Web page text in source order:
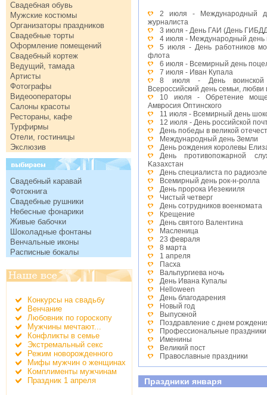
Свадебная обувь
Мужские костюмы
Организаторы праздников
Свадебные торты
Оформление помещений
Свадебный кортеж
Ведущий, тамада
Артисты
Фотографы
Видеооператоры
Салоны красоты
Рестораны, кафе
Турфирмы
Отели, гостиницы
Экслюзив
Свадебный каравай
Фотокнига
Свадебные рушники
Небесные фонарики
Живые бабочки
Шоколадные фонтаны
Венчальные иконы
Расписные бокалы
Конкурсы на свадьбу
Венчание
Любовник по гороскопу
Мужчины мечтают...
Конфликты в семье
Экстремальный секс
Режим новорожденного
Мифы мужчин о женщинах
Комплименты мужчинам
Праздник 1 апреля
2 июля - Международный
журналиста
3 июля - День ГАИ (День
4 июля - Международный день
5 июля - День работников
флота
6 июля - Всемирный день
7 июля - Иван Купала
8 июля - День воинской
Всероссийский день семьи, любви
10 июля - Обретение
Амвросия Оптинского
11 июля - Всемирный день
12 июля - День российской
День победы в великой
Международный день Земли
День рождения королевы
День противопожарной
Kазахстан
День специалиста по
Всемирный день рок-н-ролла
День пророка Иезекииля
Чистый четверг
День сотрудников военкомата
Крещение
День святого Валентина
Масленица
23 февраля
8 марта
1 апреля
Пасха
Вальпургиева ночь
День Ивана Купалы
Helloween
День благодарения
Новый год
Выпускной
Поздравление с днем
Профессиональные праздники
Именины
Великий пост
Православные праздники
День студента
День победы
Всероссийский день семьи,
Праздники января